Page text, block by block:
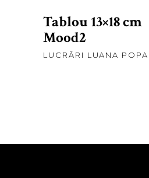
Tablou 13×18 cm
Mood2
LUCRĂRI LUANA POPA